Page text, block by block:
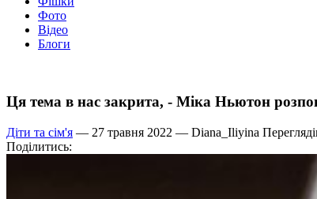
Фото
Відео
Блоги
Ця тема в нас закрита, - Міка Ньютон
Діти та сім'я — 27 травня 2022 — Diana_Iliyina
Поділитись: